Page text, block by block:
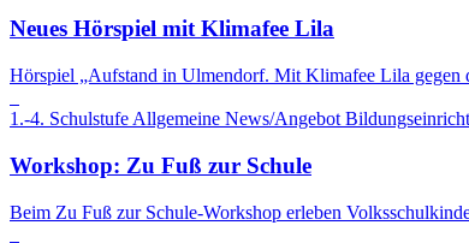
Neues Hörspiel mit Klimafee Lila
Hörspiel „Aufstand in Ulmendorf. Mit Klimafee Lila gegen
1.-4. Schulstufe Allgemeine News/Angebot
Workshop: Zu Fuß zur Schule
Beim Zu Fuß zur Schule-Workshop erleben